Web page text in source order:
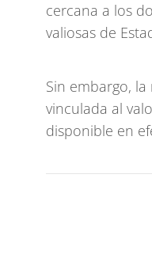
cercana a los
valiosas de
Sin embargo,
vinculada al
disponible en